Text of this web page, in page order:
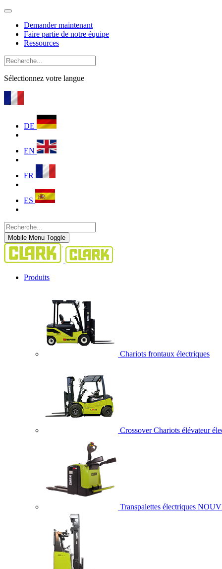
Demander maintenant
Faire partie de notre équipe
Ressources
Sélectionnez votre langue
DE
EN
FR
ES
Mobile Menu Toggle
Produits
Chariots frontaux électriques
Crossover Chariots élévateur
Transpalettes électriques